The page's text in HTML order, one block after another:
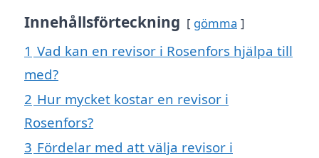
Innehållsförteckning gömma
1 Vad kan en revisor i Rosenfors hjälpa till
med?
2 Hur mycket kostar en revisor i
Rosenfors?
3 Fördelar med att välja revisor i